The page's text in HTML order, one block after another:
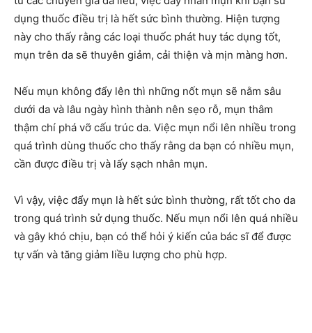
dụng thuốc điều trị là hết sức bình thường. Hiện tượng
này cho thấy rằng các loại thuốc phát huy tác dụng tốt,
mụn trên da sẽ thuyên giảm, cải thiện và mịn màng hơn.
Nếu mụn không đẩy lên thì những nốt mụn sẽ nằm sâu
dưới da và lâu ngày hình thành nên sẹo rỗ, mụn thâm
thậm chí phá vỡ cấu trúc da. Việc mụn nổi lên nhiều trong
quá trình dùng thuốc cho thấy rằng da bạn có nhiều mụn,
cần được điều trị và lấy sạch nhân mụn.
Vì vậy, việc đẩy mụn là hết sức bình thường, rất tốt cho da
trong quá trình sử dụng thuốc. Nếu mụn nổi lên quá nhiều
và gây khó chịu, bạn có thể hỏi ý kiến của bác sĩ để được
tự vấn và tăng giảm liều lượng cho phù hợp.